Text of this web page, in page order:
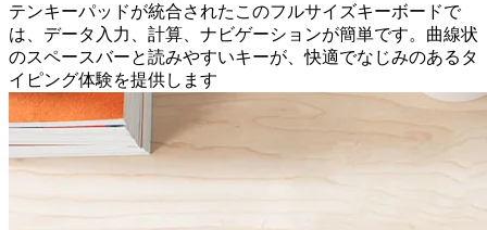
テンキーパッドが統合されたこのフルサイズキーボードで
は、データ入力、計算、ナビゲーションが簡単です。曲線状
のスペースバーと読みやすいキーが、快適でなじみのあるタ
イピング体験を提供します